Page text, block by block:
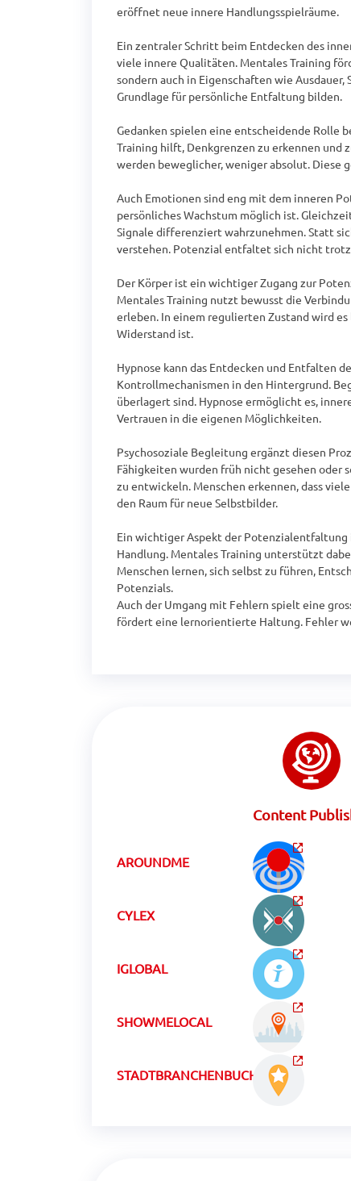
eröffnet neue innere Handlungsspielräume.
Ein zentraler Schritt beim Entdecken des
viele innere Qualitäten. Mentales Training
sondern auch in Eigenschaften wie
Grundlage für persönliche Entfaltung bilden.
Gedanken spielen eine entscheidende Rolle
Training hilft, Denkgrenzen zu erkennen
werden beweglicher, weniger absolut. Diese
Auch Emotionen sind eng mit dem inneren
persönliches Wachstum möglich ist.
Signale differenziert wahrzunehmen. Statt
verstehen. Potenzial entfaltet sich nicht
Der Körper ist ein wichtiger Zugang zur
Mentales Training nutzt bewusst die
erleben. In einem regulierten Zustand wird
Widerstand ist.
Hypnose kann das Entdecken und Entfalten
Kontrollmechanismen in den Hintergrund.
überlagert sind. Hypnose ermöglicht es,
Vertrauen in die eigenen Möglichkeiten.
Psychosoziale Begleitung ergänzt diesen
Fähigkeiten wurden früh nicht gesehen oder
zu entwickeln. Menschen erkennen, dass
den Raum für neue Selbstbilder.
Ein wichtiger Aspekt der
Handlung. Mentales Training unterstützt
Menschen lernen, sich selbst zu führen,
Potenzials.
Auch der Umgang mit Fehlern spielt eine
fördert eine lernorientierte Haltung. Fehler
Content
AROUNDME
CYLEX
IGLOBAL
SHOWMELOCAL
STADTBRANCHENBUCHCH